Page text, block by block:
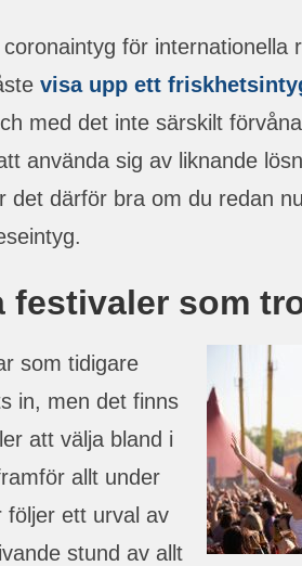
för internationella
visa upp ett
med det inte särskilt
använda sig av liknande
det därför bra om du redan
festivaler som
som tidigare
in, men det finns
att välja bland i
allt under
följer ett urval av
stund av allt